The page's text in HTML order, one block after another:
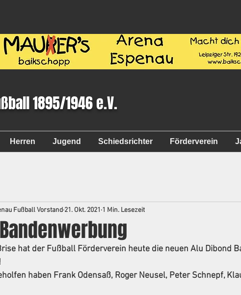
1895/1946 e.V.
Herren Jugend Schiedsrichter Förderverein
Fußball Vorstand 21. Okt. 2021 1 Min. Lesezeit
hat der Fußball Förderverein heute die neuen Alu Dibond
haben Frank Odensaß, Roger Neusel, Peter Schnepf,